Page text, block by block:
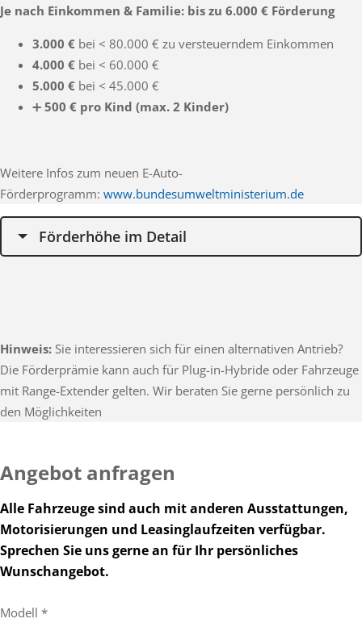
Je nach Einkommen & Familie: bis zu 6.000 € Förderung
3.000 € bei < 80.000 € zu versteuerndem Einkommen
4.000 € bei < 60.000 €
5.000 € bei < 45.000 €
➕ 500 € pro Kind (max. 2 Kinder)
Weitere Infos zum neuen E-Auto-
Förderprogramm: www.bundesumweltministerium.de
Förderhöhe im Detail
Hinweis: Sie interessieren sich für einen alternativen Antrieb?
Die Förderprämie kann auch für Plug-in-Hybride oder Fahrzeuge
mit Range-Extender gelten. Wir beraten Sie gerne persönlich zu
den Möglichkeiten
Angebot anfragen
Alle Fahrzeuge sind auch mit anderen Ausstattungen,
Motorisierungen und Leasinglaufzeiten verfügbar.
Sprechen Sie uns gerne an für Ihr persönliches
Wunschangebot.
Modell *